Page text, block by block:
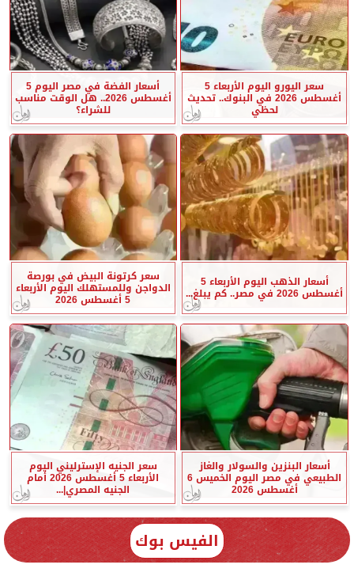
سعر اليورو اليوم الأربعاء 5
أغسطس 2026 في البنوك.. تحديث
لحظي
أسعار الفضة في مصر اليوم 5
أغسطس 2026.. هل الوقت مناسب
للشراء؟
أسعار الذهب اليوم الأربعاء 5
أغسطس 2026 في مصر.. كم يبلغ...
سعر كرتونة البيض في بورصة
الدواجن وللمستهلك اليوم الأربعاء
5 أغسطس 2026
أسعار البنزين والسولار والغاز
الطبيعي في مصر اليوم الخميس 6
أغسطس 2026
سعر الجنيه الإسترليني اليوم
الأربعاء 5 أغسطس 2026 أمام
الجنيه المصري|...
الفيس بوك